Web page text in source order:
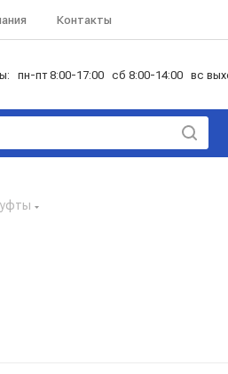
Контакты
пн-пт 8:00-17:00 сб 8:00-14:00 вс